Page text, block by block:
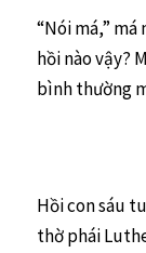
“Nói má,”
hồi nào vậy?
bình thường
Hồi con sáu
thờ phái